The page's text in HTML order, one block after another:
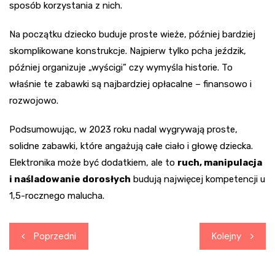
sposób korzystania z nich.
Na początku dziecko buduje proste wieże, później bardziej
skomplikowane konstrukcje. Najpierw tylko pcha jeździk,
później organizuje „wyścigi” czy wymyśla historie. To
właśnie te zabawki są najbardziej opłacalne – finansowo i
rozwojowo.
Podsumowując, w 2023 roku nadal wygrywają proste,
solidne zabawki, które angażują całe ciało i głowę dziecka.
Elektronika może być dodatkiem, ale to ruch, manipulacja
i naśladowanie dorosłych budują najwięcej kompetencji u
1,5-rocznego malucha.
Nawigacja
wpisu
Poprzedni Kolejny